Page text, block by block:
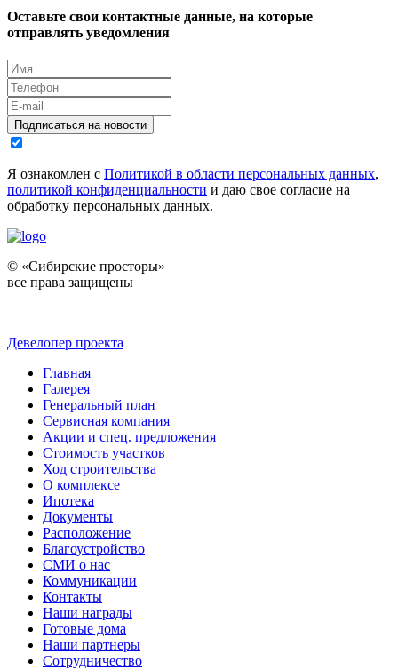
Оставьте свои контактные данные, на которые
отправлять уведомления
Подписаться на новости
Я ознакомлен с Политикой в области персональных данных,
политикой конфиденциальности и даю свое согласие на
обработку персональных данных.
© «Сибирские просторы»
все права защищены
Девелопер проекта
Главная
Галерея
Генеральный план
Сервисная компания
Акции и спец. предложения
Стоимость участков
Ход строительства
О комплексе
Ипотека
Документы
Расположение
Благоустройство
СМИ о нас
Коммуникации
Контакты
Наши награды
Готовые дома
Наши партнеры
Сотрудничество